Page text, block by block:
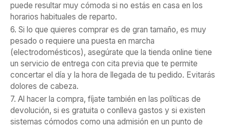
puede resultar muy cómoda si no estás en casa en los
horarios habituales de reparto.
6. Si lo que quieres comprar es de gran tamaño, es muy
pesado o requiere una puesta en marcha
(electrodomésticos), asegúrate que la tienda online tiene
un servicio de entrega con cita previa que te permite
concertar el día y la hora de llegada de tu pedido. Evitarás
dolores de cabeza.
7. Al hacer la compra, fíjate también en las políticas de
devolución, si es gratuita o conlleva gastos y si existen
sistemas cómodos como una admisión en un punto de